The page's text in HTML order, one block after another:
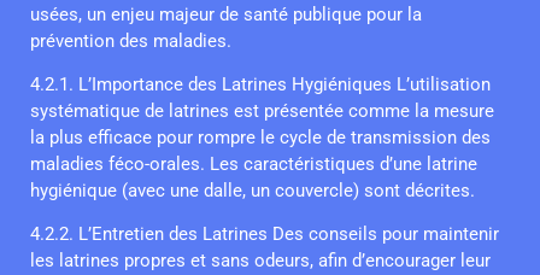
usées, un enjeu majeur de santé publique pour la
prévention des maladies.
4.2.1. L’Importance des Latrines Hygiéniques L’utilisation
systématique de latrines est présentée comme la mesure
la plus efficace pour rompre le cycle de transmission des
maladies féco-orales. Les caractéristiques d’une latrine
hygiénique (avec une dalle, un couvercle) sont décrites.
4.2.2. L’Entretien des Latrines Des conseils pour maintenir
les latrines propres et sans odeurs, afin d’encourager leur